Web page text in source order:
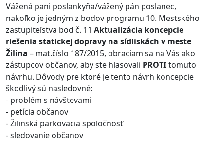
Vážená pani poslankyňa/vážený pán poslanec,
nakoľko je jedným z bodov programu 10. Mestského
zastupiteľstva bod č. 11 Aktualizácia koncepcie
riešenia statickej dopravy na sídliskách v meste
Žilina – mat.číslo 187/2015, obraciam sa na Vás ako
zástupcov občanov, aby ste hlasovali PROTItomuto
návrhu. Dôvody pre ktoré je tento návrh koncepcie
škodlivý sú nasledovné:
- problém s návštevami
- petícia občanov
- Žilinská parkovacia spoločnosť
- sledovanie občanov